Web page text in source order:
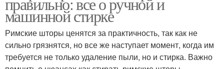
машинной стирке
Римские шторы ценятся за практичность, так как не
сильно грязнятся, но все же наступает момент, когда им
требуется не только удаление пыли, но и стирка. Важно